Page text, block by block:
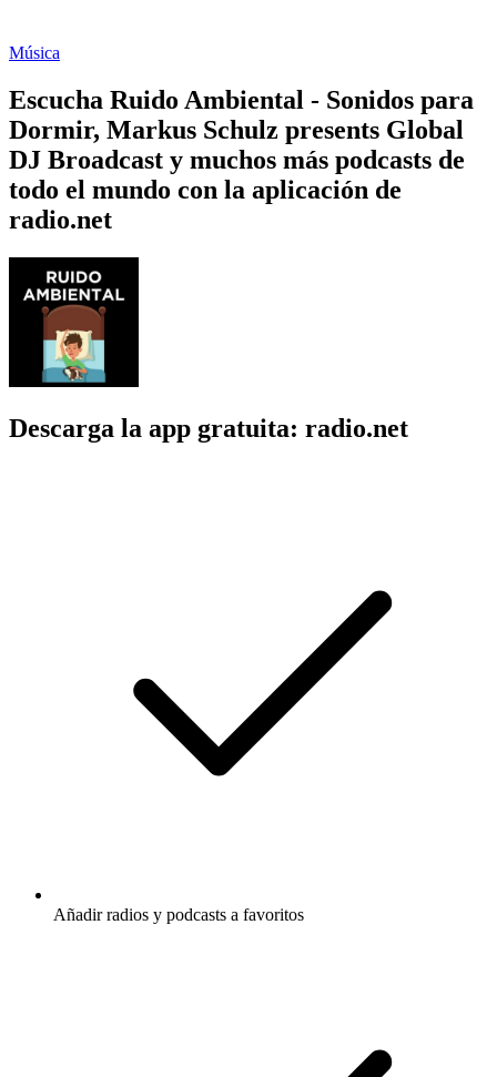
Música
Escucha Ruido Ambiental - Sonidos para
Dormir, Markus Schulz presents Global
DJ Broadcast y muchos más podcasts de
todo el mundo con la aplicación de
radio.net
Descarga la app gratuita: radio.net
Añadir radios y podcasts a favoritos